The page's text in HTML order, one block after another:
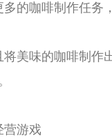
多的咖啡制作任务
将美味的咖啡制作
营游戏